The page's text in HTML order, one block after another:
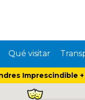
Imprescindible
Qué visitar